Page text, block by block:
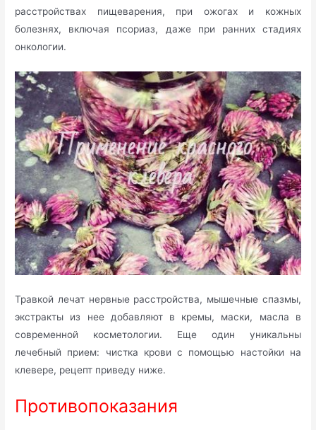
расстройствах пищеварения, при ожогах и кожных
болезнях, включая псориаз, даже при ранних стадиях
онкологии.
Травкой лечат нервные расстройства, мышечные спазмы,
экстракты из нее добавляют в кремы, маски, масла в
современной косметологии. Еще один уникальны
лечебный прием: чистка крови с помощью настойки на
клевере, рецепт приведу ниже.
Противопоказания